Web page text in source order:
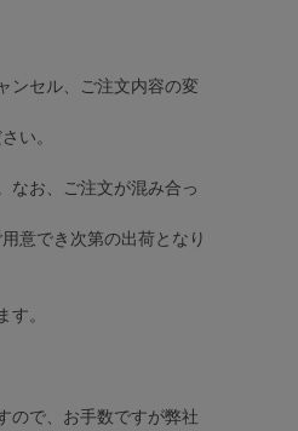
ンセル、ご注文内容の変
い。
なお、ご注文が混み合っ
意でき次第の出荷となり
。
ので、お手数ですが弊社